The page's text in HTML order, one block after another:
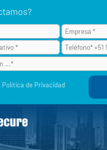
Política de Privacidad